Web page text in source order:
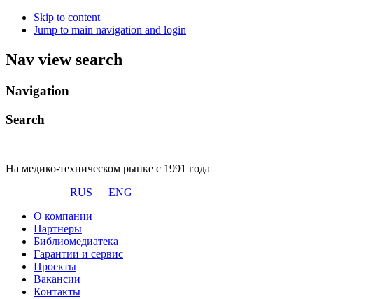
Skip to content
Jump to main navigation and login
Nav view search
Navigation
Search
На медико-техническом рынке с 1991 года
RUS | ENG
О компании
Партнеры
Библиомедиатека
Гарантии и сервис
Проекты
Вакансии
Контакты